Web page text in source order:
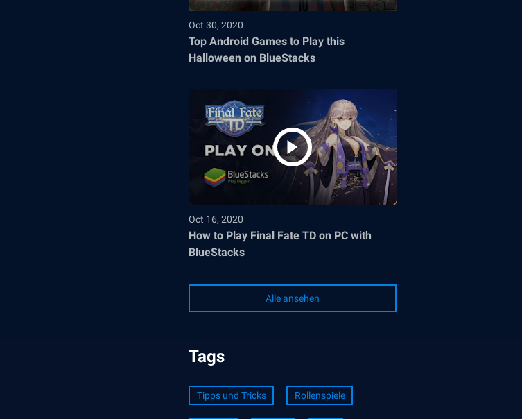
Oct 30, 2020
Top Android Games to Play this
Halloween on BlueStacks
Oct 16, 2020
How to Play Final Fate TD on PC with
BlueStacks
Alle ansehen
Tags
Tipps und Tricks Rollenspiele